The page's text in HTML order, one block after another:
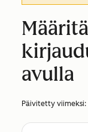
avulla
Päivitetty viimeksi: